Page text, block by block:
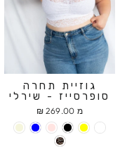
גוזיית תחרה
סופרסייז - שירלי
מ 269.00 ₪